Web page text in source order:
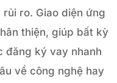
ro. Giao diện ứng
thiện, giúp bất kỳ
đăng ký vay nhanh
về công nghệ hay